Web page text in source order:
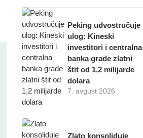
Peking udvostručuje
ulog: Kineski
investitori i centralna
banka grade zlatni
štit od 1,2 milijarde
dolara
7. avgust 2026.
Zlato konsoliduje